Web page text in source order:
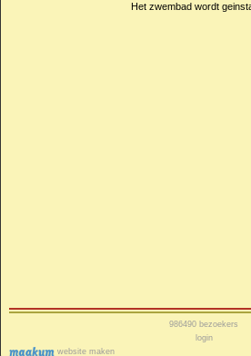
Het zwembad wordt
website maken
986490 bezoekers
login